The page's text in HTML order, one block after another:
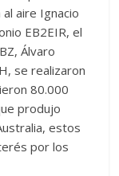
aire Ignacio
EB2EIR, el
Álvaro
se realizaron
80.000
produjo
estos
por los